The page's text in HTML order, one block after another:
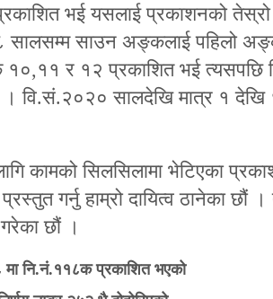
भई यसलाई प्रकाशनको तेस्रो
साउन अङ्कलाई पहिलो
र १२ प्रकाशित भई त्यसपछि
वि.सं.२०२० सालदेखि मात्र १ देखि
कामको सिलसिलामा भेटिएका
गर्नु हाम्रो दायित्व ठानेका छौं ।
छौं ।
नि.नं.११८क प्रकाशित भएको